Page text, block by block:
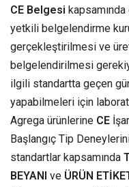
CE Belgesi
yetkili belgelendirme
gerçekleştirilmesi ve
belgelendirilmesi
ilgili standartta geçen
yapabilmeleri için
Agrega ürünlerine CE
Başlangıç Tip
standartlar kapsamında
BEYANI ve ÜRÜN